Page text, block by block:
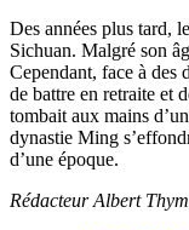
Des années plus tard,
Sichuan. Malgré son
Cependant, face à
de battre en retraite et
tombait aux mains
dynastie Ming
d’une époque.
Rédacteur Albert